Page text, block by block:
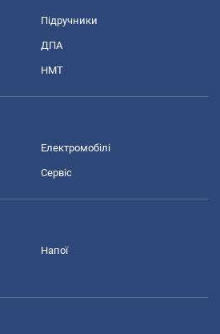
Підручники
ДПА
НМТ
Електромобілі
Сервіс
Напої